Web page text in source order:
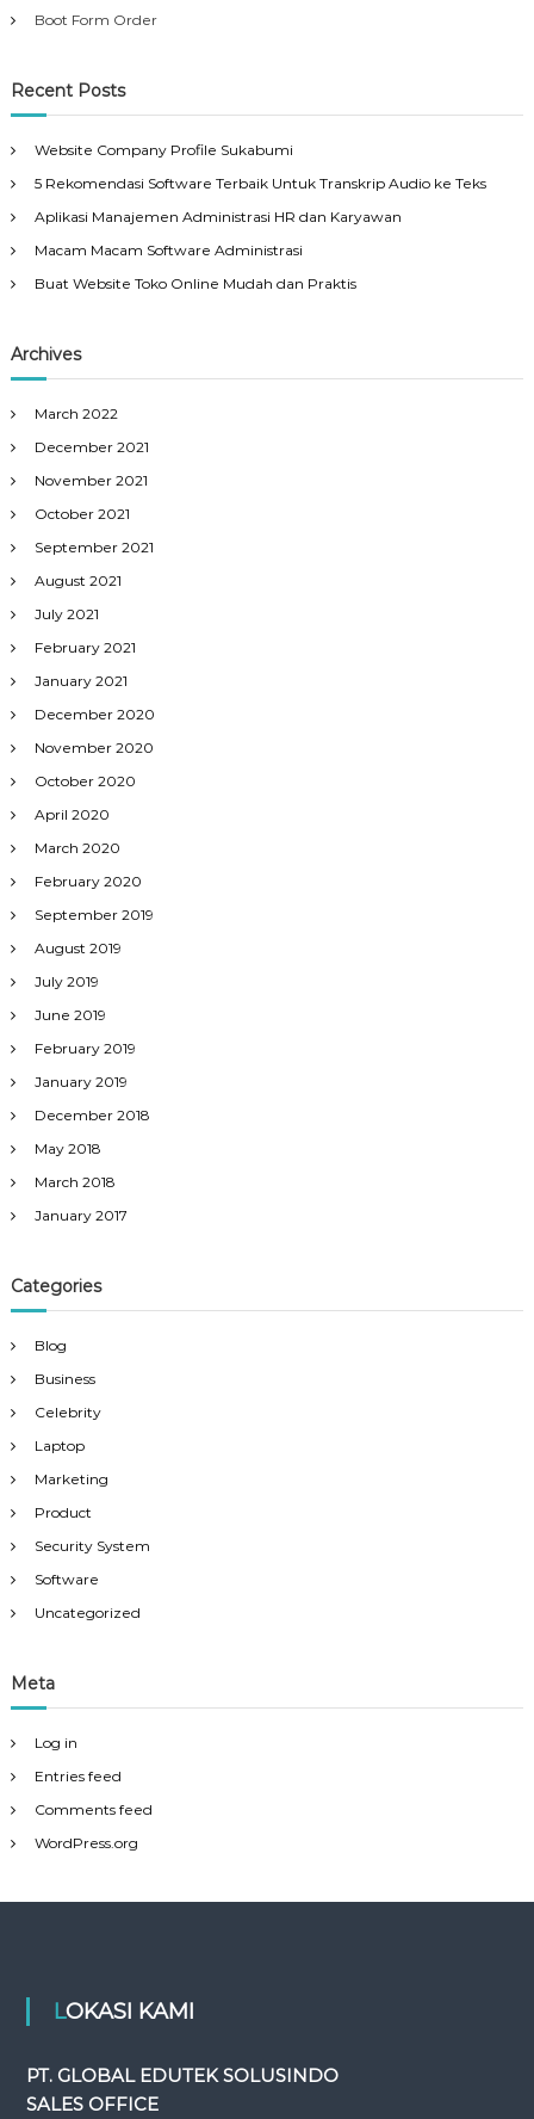
Boot Form Order
Recent Posts
Website Company Profile Sukabumi
5 Rekomendasi Software Terbaik Untuk Transkrip Audio ke Teks
Aplikasi Manajemen Administrasi HR dan Karyawan
Macam Macam Software Administrasi
Buat Website Toko Online Mudah dan Praktis
Archives
March 2022
December 2021
November 2021
October 2021
September 2021
August 2021
July 2021
February 2021
January 2021
December 2020
November 2020
October 2020
April 2020
March 2020
February 2020
September 2019
August 2019
July 2019
June 2019
February 2019
January 2019
December 2018
May 2018
March 2018
January 2017
Categories
Blog
Business
Celebrity
Laptop
Marketing
Product
Security System
Software
Uncategorized
Meta
Log in
Entries feed
Comments feed
WordPress.org
LOKASI KAMI
PT. GLOBAL EDUTEK SOLUSINDO
SALES OFFICE